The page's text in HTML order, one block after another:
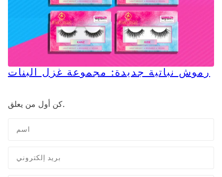
رموش نباتية جديدة: مجموعة غزل البنات
كن أول من يعلق.